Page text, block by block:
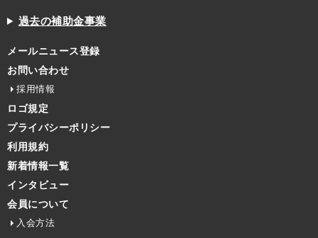
過去の補助金事業
メールニュース登録
お問い合わせ
採用情報
ロゴ規定
プライバシーポリシー
利用規約
新着情報一覧
インタビュー
会員について
入会方法